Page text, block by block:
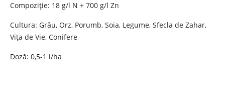
Compoziție: 18 g/l N + 700 g/l Zn
Cultura: Grâu, Orz, Porumb, Soia, Legume, Sfecla de Zahar,
Vița de Vie, Conifere
Doză: 0,5-1 l/ha